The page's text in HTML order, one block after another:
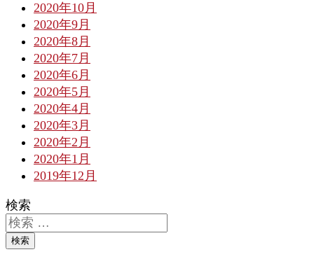
2020年10月
2020年9月
2020年8月
2020年7月
2020年6月
2020年5月
2020年4月
2020年3月
2020年2月
2020年1月
2019年12月
検索
検索